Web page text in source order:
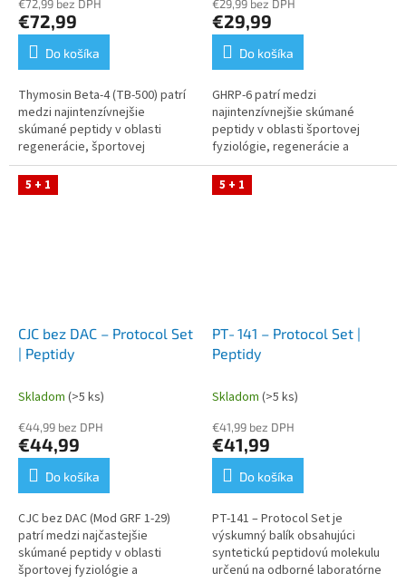
€72,99 bez DPH
€72,99
Do košíka
Thymosin Beta‑4 (TB‑500) patrí
medzi najintenzívnejšie
skúmané peptidy v oblasti
regenerácie, športovej
fyziológie a bunkovej biológie.
Tento Protocol Set obsahuje
TB‑500,...
€29,99 bez DPH
€29,99
Do košíka
GHRP‑6 patrí medzi
najintenzívnejšie skúmané
peptidy v oblasti športovej
fyziológie, regenerácie a
hormonálnej adaptácie. Tento
Protocol Set obsahuje GHRP‑6,
bakteriostatickú...
5 + 1
CJC bez DAC – Protocol Set
| Peptidy
Skladom (>5 ks)
€44,99 bez DPH
€44,99
Do košíka
CJC bez DAC (Mod GRF 1‑29)
patrí medzi najčastejšie
skúmané peptidy v oblasti
športovej fyziológie a
5 + 1
PT‑141 – Protocol Set |
Peptidy
Skladom (>5 ks)
€41,99 bez DPH
€41,99
Do košíka
PT‑141 – Protocol Set je
výskumný balík obsahujúci
syntetickú peptidovú molekulu
určenú na odborné laboratórne